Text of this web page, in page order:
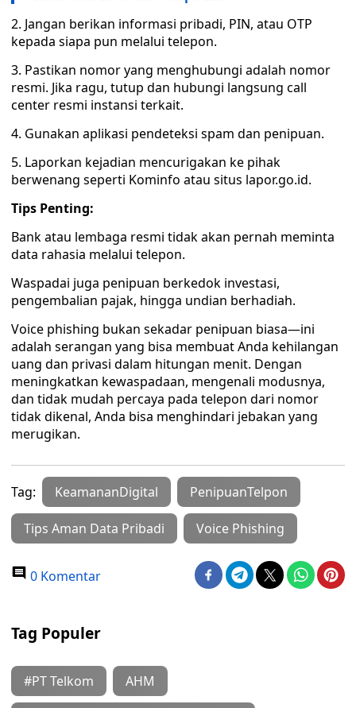
2. Jangan berikan informasi pribadi, PIN, atau OTP
kepada siapa pun melalui telepon.
3. Pastikan nomor yang menghubungi adalah nomor
resmi. Jika ragu, tutup dan hubungi langsung call
center resmi instansi terkait.
4. Gunakan aplikasi pendeteksi spam dan penipuan.
5. Laporkan kejadian mencurigakan ke pihak
berwenang seperti Kominfo atau situs lapor.go.id.
Tips Penting:
Bank atau lembaga resmi tidak akan pernah meminta
data rahasia melalui telepon.
Waspadai juga penipuan berkedok investasi,
pengembalian pajak, hingga undian berhadiah.
Voice phishing bukan sekadar penipuan biasa—ini
adalah serangan yang bisa membuat Anda kehilangan
uang dan privasi dalam hitungan menit. Dengan
meningkatkan kewaspadaan, mengenali modusnya,
dan tidak mudah percaya pada telepon dari nomor
tidak dikenal, Anda bisa menghindari jebakan yang
merugikan.
Tag: KeamananDigital PenipuanTelpon
Tips Aman Data Pribadi Voice Phishing
0 Komentar
Tag Populer
#PT Telkom AHM